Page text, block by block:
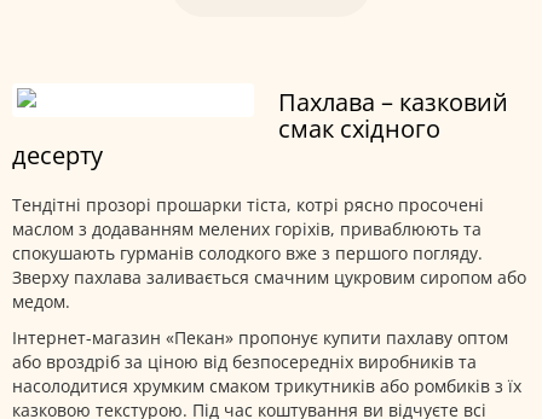
Пахлава – казковий
смак східного
десерту
Тендітні прозорі прошарки тіста, котрі рясно просочені
маслом з додаванням мелених горіхів, приваблюють та
спокушають гурманів солодкого вже з першого погляду.
Зверху пахлава заливається смачним цукровим сиропом або
медом.
Інтернет-магазин «Пекан» пропонує купити пахлаву оптом
або вроздріб за ціною від безпосередніх виробників та
насолодитися хрумким смаком трикутників або ромбиків з їх
казковою текстурою. Під час коштування ви відчуєте всі